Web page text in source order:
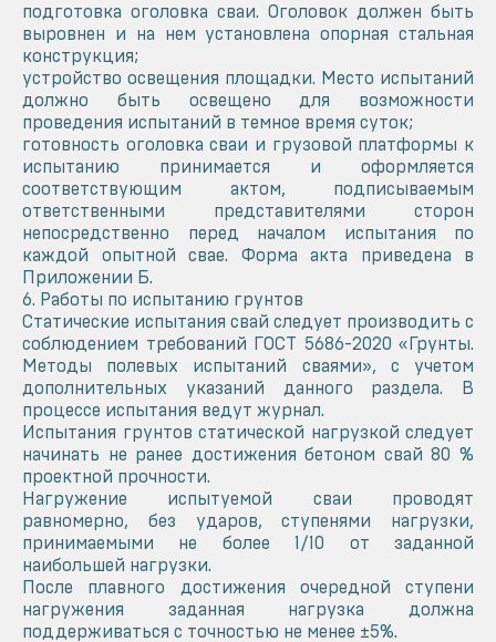
подготовка оголовка сваи. Оголовок должен быть
выровнен и на нем установлена опорная стальная
конструкция;
устройство освещения площадки. Место испытаний
должно быть освещено для возможности
проведения испытаний в темное время суток;
готовность оголовка сваи и грузовой платформы к
испытанию принимается и оформляется
соответствующим актом, подписываемым
ответственными представителями сторон
непосредственно перед началом испытания по
каждой опытной свае. Форма акта приведена в
Приложении Б.
6. Работы по испытанию грунтов
Статические испытания свай следует производить с
соблюдением требований ГОСТ 5686-2020 «Грунты.
Методы полевых испытаний сваями», с учетом
дополнительных указаний данного раздела. В
процессе испытания ведут журнал.
Испытания грунтов статической нагрузкой следует
начинать не ранее достижения бетоном свай 80 %
проектной прочности.
Нагружение испытуемой сваи проводят
равномерно, без ударов, ступенями нагрузки,
принимаемыми не более 1/10 от заданной
наибольшей нагрузки.
После плавного достижения очередной ступени
нагружения заданная нагрузка должна
поддерживаться с точностью не менее ±5%.